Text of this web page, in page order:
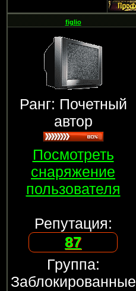
figlio
Ранг: Почетный
автор
Посмотреть
снаряжение
пользователя
Репутация:
87
Группа:
Заблокированные